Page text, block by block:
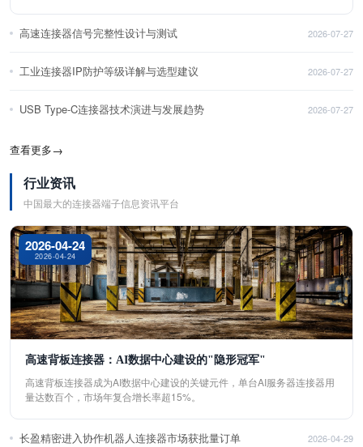
高速连接器信号完整性设计与测试 2026-07-27
工业连接器IP防护等级详解与选型建议 2026-07-27
USB Type-C连接器技术演进与发展趋势 2026-07-27
查看更多→
行业资讯
中国最大的连接器端子信息资讯平台
2026-04-24
2026-04-24
高速背板连接器：AI数据中心建设的"隐形冠军"
高速背板连接器成为AI数据中心建设的关键元件，单台AI服务器连接器用
量达数百个，市场年复合增长率超15%。
长盈精密进入协作机器人连接器市场获批量订单 2026-04-29